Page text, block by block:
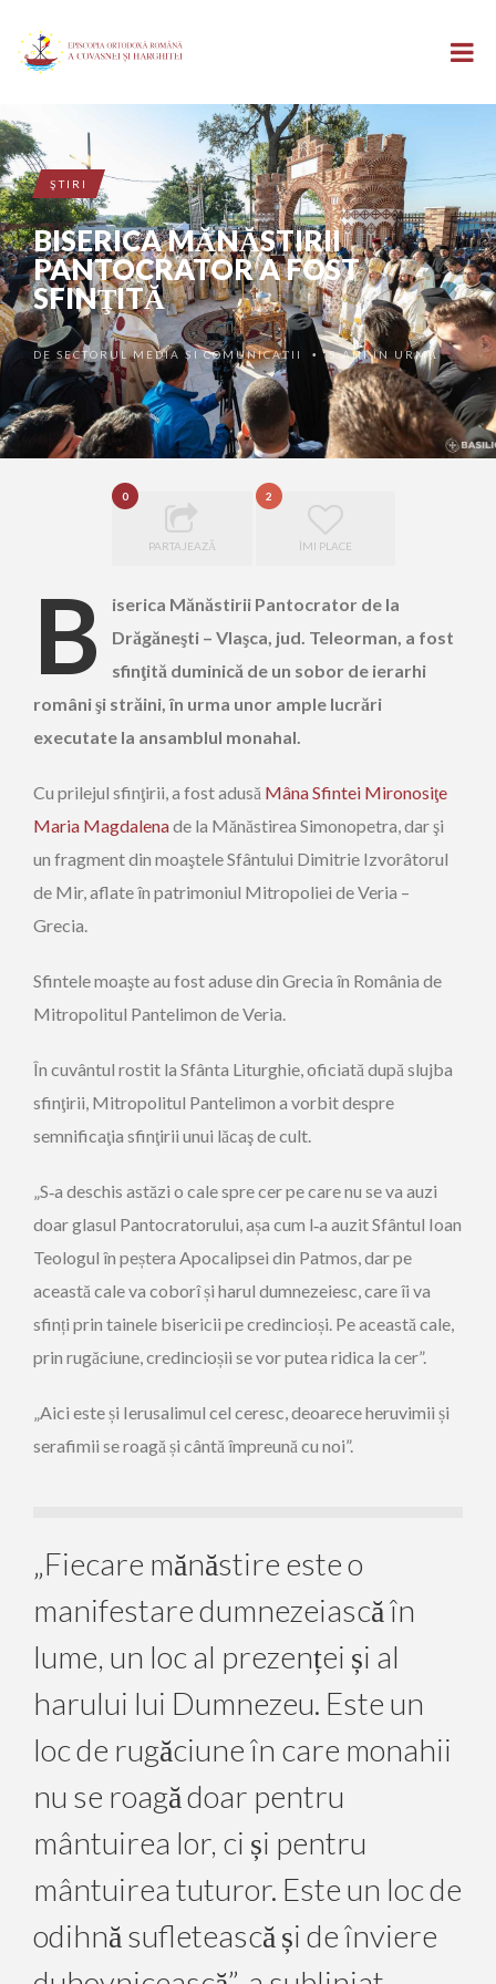
ŞTIRI
BISERICA MĂNĂSTIRII
PANTOCRATOR A FOST
SFINŢITĂ
DE SECTORUL MEDIA ȘI COMUNICAȚII •5 ANI ÎN URMĂ
0
PARTAJEAZĂ
2
ÎMI PLACE
B
iserica Mănăstirii Pantocrator de la
Drăgăneşti – Vlaşca, jud. Teleorman, a fost
sfinţită duminică de un sobor de ierarhi
români şi străini, în urma unor ample lucrări
executate la ansamblul monahal.
Cu prilejul sfinţirii, a fost adusă Mâna Sfintei Mironosiţe
Maria Magdalenade la Mănăstirea Simonopetra, dar şi
un fragment din moaştele Sfântului Dimitrie Izvorâtorul
de Mir, aflate în patrimoniul Mitropoliei de Veria –
Grecia.
Sfintele moaşte au fost aduse din Grecia în România de
Mitropolitul Pantelimon de Veria.
În cuvântul rostit la Sfânta Liturghie, oficiată după slujba
sfinţirii, Mitropolitul Pantelimon a vorbit despre
semnificaţia sfinţirii unui lăcaş de cult.
„S‑a deschis astăzi o cale spre cer pe care nu se va auzi
doar glasul Pantocratorului, așa cum l‑a auzit Sfântul Ioan
Teologul în peștera Apocalipsei din Patmos, dar pe
această cale va coborî și harul dumnezeiesc, care îi va
sfinți prin tainele bisericii pe credincioși. Pe această cale,
prin rugăciune, credincioșii se vor putea ridica la cer”.
„Aici este și Ierusalimul cel ceresc, deoarece heruvimii și
serafimii se roagă și cântă împreună cu noi”.
„Fiecare mănăstire este o
manifestare dumnezeiască în
lume, un loc al prezenței și al
harului lui Dumnezeu. Este un
loc de rugăciune în care monahii
nu se roagă doar pentru
mântuirea lor, ci și pentru
mântuirea tuturor. Este un loc de
odihnă sufletească și de înviere